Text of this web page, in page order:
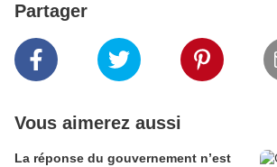
Partager
Vous aimerez aussi
La réponse du gouvernement n’est